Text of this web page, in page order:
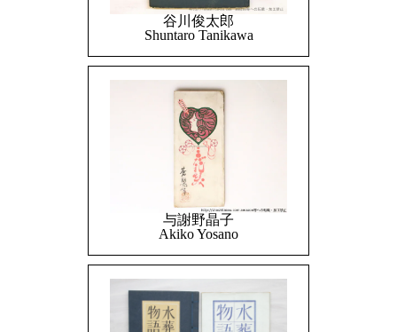
谷川俊太郎
Shuntaro Tanikawa
与謝野晶子
Akiko Yosano